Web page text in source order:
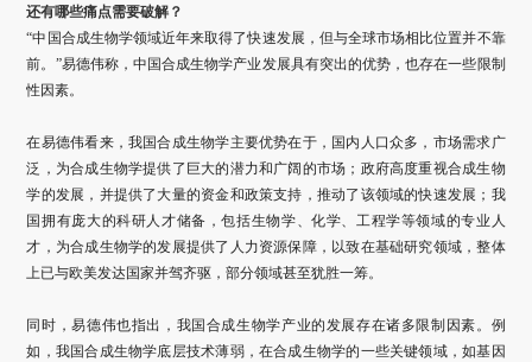
还有哪些痛点需要破解？
“中国合成生物学领域近年来取得了快速发展，但与全球市场相比位置并不靠
前。”易德伟称，中国合成生物学产业发展具有突出的优势，也存在一些限制
性因素。
在易德伟看来，我国合成生物学主要优势在于，国内人口众多，市场需求广
泛，为合成生物学提供了巨大的潜力和广阔的市场；政府高度重视合成生物
学的发展，并提供了大量的资金和政策支持，推动了该领域的快速发展；我
国拥有庞大的科研人才储备，包括生物学、化学、工程学等领域的专业人
才，为合成生物学的发展提供了人力资源保障，以致在基础研究领域，整体
上已与欧美发达国家并驾齐驱，部分领域甚至犹胜一筹。
同时，易德伟也指出，我国合成生物学产业的发展存在诸多限制因素。例
如，我国合成生物学底层技术薄弱，在合成生物学的一些关键领域，如基因